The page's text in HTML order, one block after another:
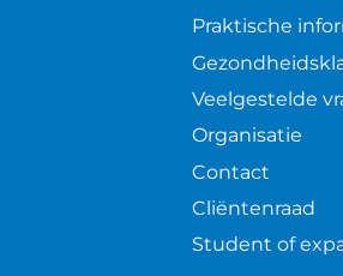
Praktische
Veelgestelde
Organisatie
Contact
Cliëntenraad
Student of